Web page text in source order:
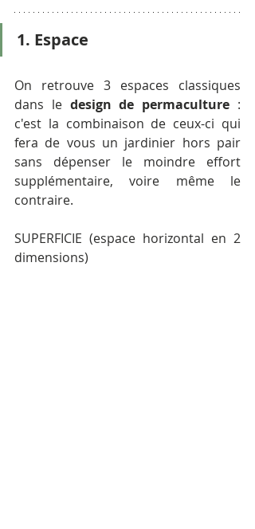
1. Espace
On retrouve 3 espaces classiques
dans le design de permaculture :
c'est la combinaison de ceux-ci qui
fera de vous un jardinier hors pair
sans dépenser le moindre effort
supplémentaire, voire même le
contraire.
SUPERFICIE (espace horizontal en 2
dimensions)